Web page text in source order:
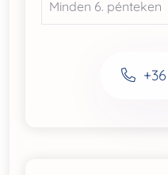
Minden 6. pénteken